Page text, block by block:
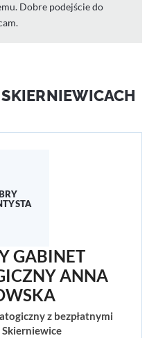
Dobre podejście do
GABINET
ANNA
z bezpłatnymi